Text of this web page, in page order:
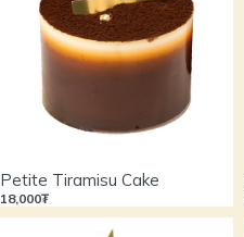
Petite Tiramisu Cake
18,000₮